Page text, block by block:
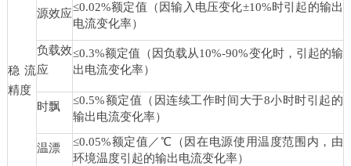
稳流
精度
源效应≤0.02%额定值（因输入电压变化±10%时引起的输出
电流变化率）
负载效
应
≤0.3%额定值（因负载从10%-90%变化时，引起的输
出电流变化率）
时飘
≤0.5%额定值（因连续工作时间大于8小时时引起的
输出电流变化率）
温漂
≤0.05%额定值／℃（因在电源使用温度范围内，由
环境温度引起的输出电流变化率）